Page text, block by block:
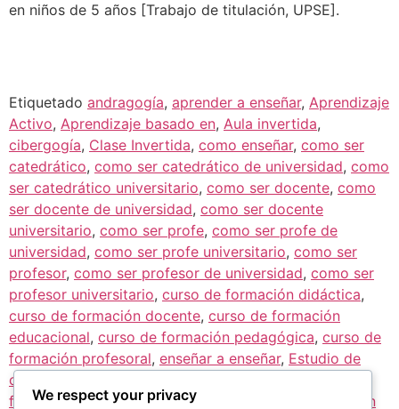
en niños de 5 años [Trabajo de titulación, UPSE].
Etiquetado andragogía, aprender a enseñar, Aprendizaje
Activo, Aprendizaje basado en, Aula invertida,
cibergogía, Clase Invertida, como enseñar, como ser
catedrático, como ser catedrático de universidad, como
ser catedrático universitario, como ser docente, como
ser docente de universidad, como ser docente
universitario, como ser profe, como ser profe de
universidad, como ser profe universitario, como ser
profesor, como ser profesor de universidad, como ser
profesor universitario, curso de formación didáctica,
curso de formación docente, curso de formación
educacional, curso de formación pedagógica, curso de
formación profesoral, enseñar a enseñar, Estudio de
caso
formación docente, formación educacional formación
We respect your privacy